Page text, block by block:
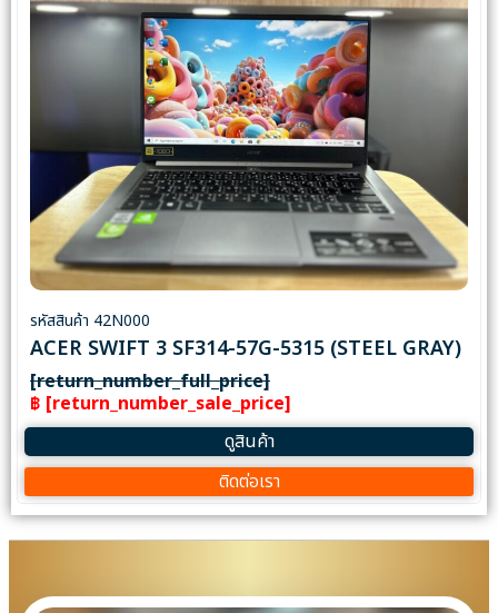
รหัสสินค้า 42N000
ACER SWIFT 3 SF314-57G-5315 (STEEL GRAY)
[return_number_full_price]
฿ [return_number_sale_price]
ดูสินค้า
ติดต่อเรา